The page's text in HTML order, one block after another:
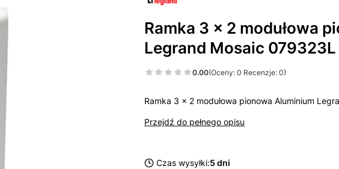
Ramka 3 x 2 modułowa
Legrand Mosaic 079323L
0.00(Oceny: 0 Recenzje: 0)
Ramka 3 x 2 modułowa pionowa Aluminium
Przejdź do pełnego opisu
Czas wysyłki:5 dni